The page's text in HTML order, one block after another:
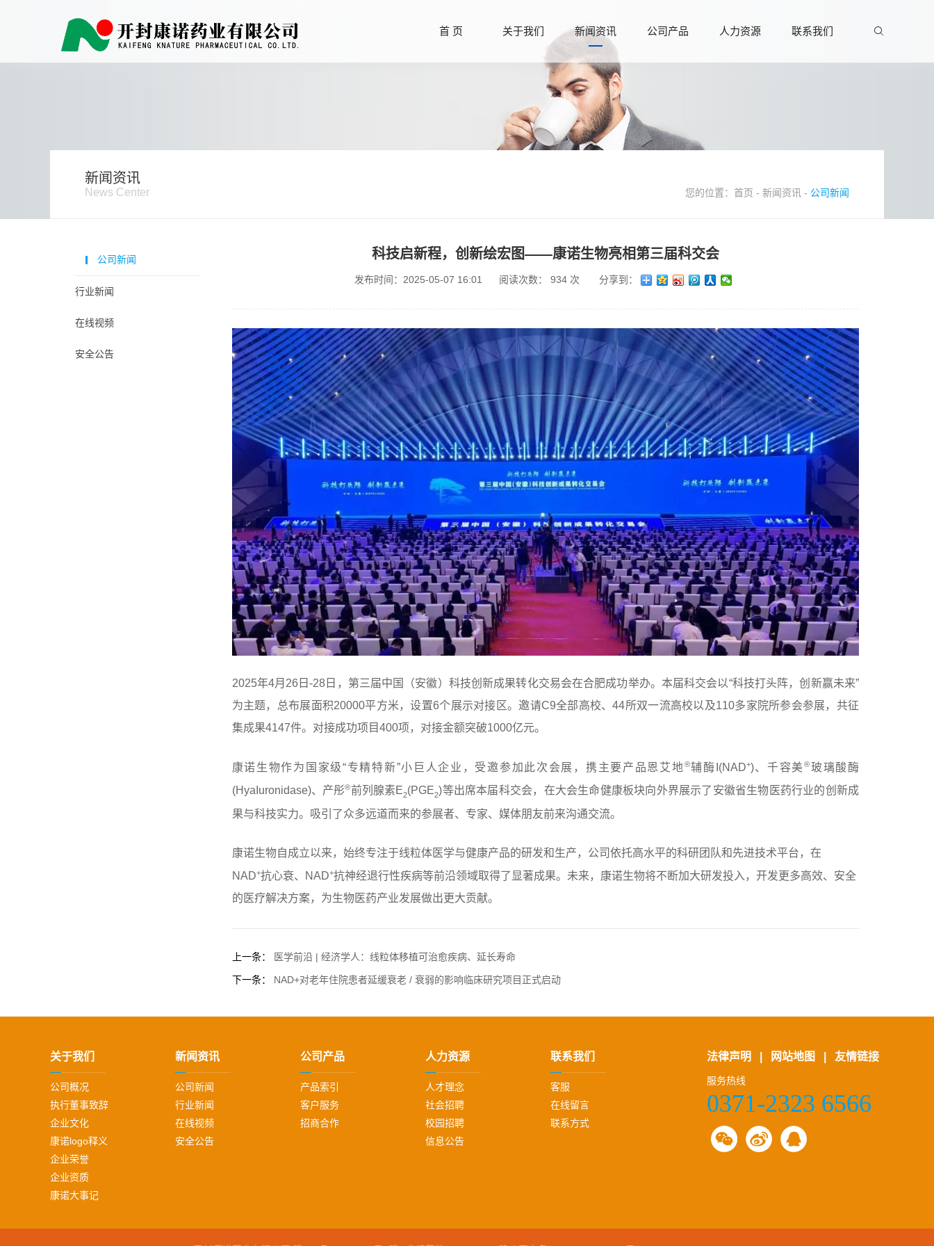
首 页 关于我们 新闻资讯 公司产品 人力资源 联系我们
新闻资讯
News Center 您的位置： 首页 - 新闻资讯 - 公司新闻
公司新闻
行业新闻
在线视频
安全公告
科技启新程，创新绘宏图——康诺生物亮相第三届科交会
发布时间：2025-05-07 16:01 阅读次数： 934次 分享到：
2025年4月26日-28日，第三届中国（安徽）科技创新成果转化交易会在合肥成功举办。本届科交会以“科技打头阵，创新赢未来”
为主题，总布展面积20000平方米，设置6个展示对接区。邀请C9全部高校、44所双一流高校以及110多家院所参会参展，共征
集成果4147件。对接成功项目400项，对接金额突破1000亿元。
康诺生物作为国家级“专精特新”小巨人企业， 受邀参加此次会展，携主要产品恩艾地®辅酶I(NAD+)、千容美® 玻璃酸酶
(HyaIuronidase)、产彤®前列腺素E2(PGE2)等出席本届科交会，在大会生命健康板块向外界展示了安徽省生物医药行业的创新成
果与科技实力。吸引了众多远道而来的参展者、专家、媒体朋友前来沟通交流。
康诺生物自成立以来，始终专注于线粒体医学与健康产品的研发和生产，公司依托高水平的科研团队和先进技术平台，在
NAD+抗心衰、NAD+抗神经退行性疾病等前沿领域取得了显著成果。未来，康诺生物将不断加大研发投入，开发更多高效、安全
的医疗解决方案，为生物医药产业发展做出更大贡献。
上一条： 医学前沿 | 经济学人：线粒体移植可治愈疾病、延长寿命
下一条： NAD+对老年住院患者延缓衰老 / 衰弱的影响临床研究项目正式启动
关于我们
公司概况
执行董事致辞
企业文化
康诺logo释义
企业荣誉
企业资质
康诺大事记
新闻资讯
公司新闻
行业新闻
在线视频
安全公告
公司产品
产品索引
客户服务
招商合作
人力资源
人才理念
社会招聘
校园招聘
信息公告
联系我们
客服
在线留言
联系方式
法律声明 网站地图 友情链接
服务热线
0371-2323 6566